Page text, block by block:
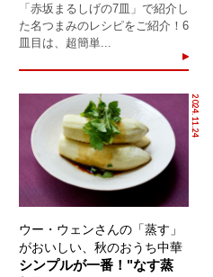
「赤坂まるしげの7皿」で紹介し
た名つまみのレシピをご紹介！6
皿目は、超簡単...
2024.11.24
ウー・ウェンさんの「蒸す」
がおいしい、秋のおうち中華
シンプルが一番！"なす蒸